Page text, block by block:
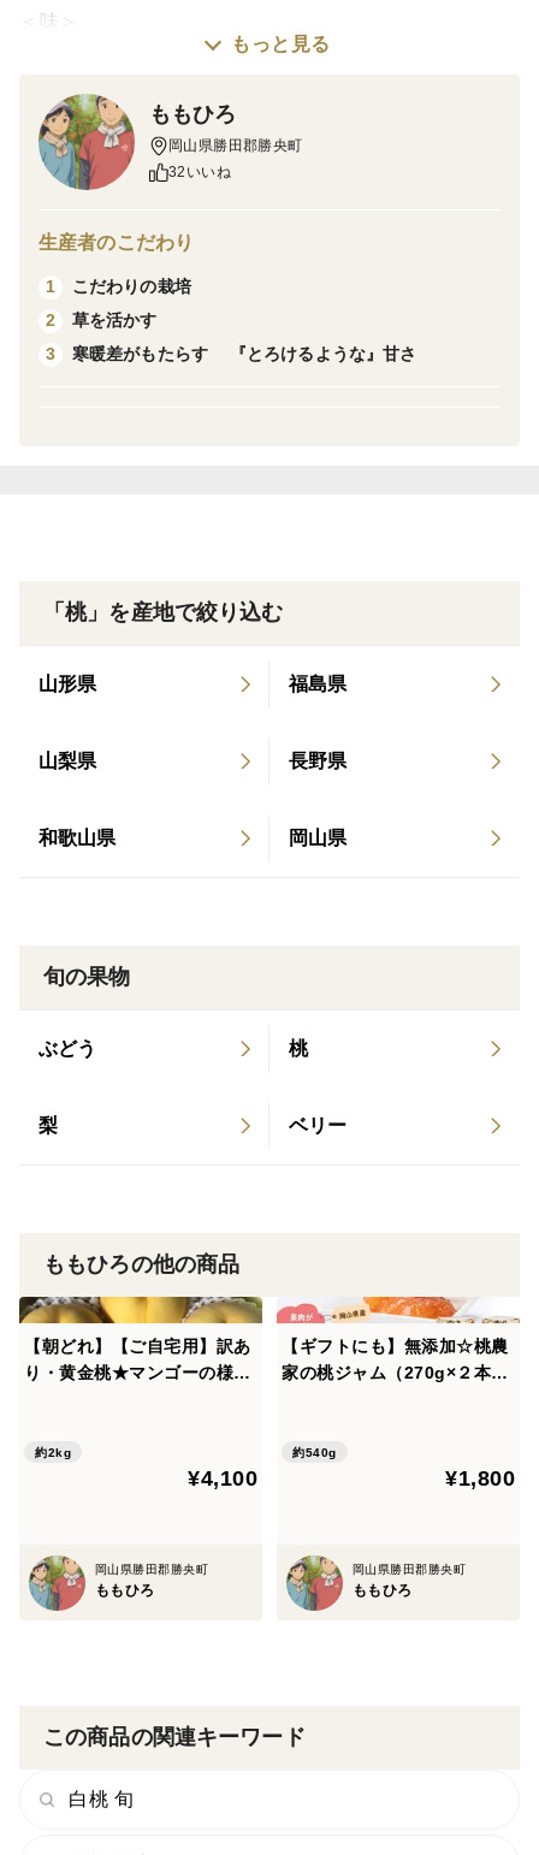
＜味＞
白く美しい容姿と、みずみずく甘い果汁に、とろけるよ
＜栽培のこだわり＞
手法を採用しています。
樹の本来持っている「実をつける力」を最大限に引き出
し、樹の特性を尊重し、なるべく自然にのびのびと育て
る手法です。
作台地で、桃専業農家として桃を栽培しています。
すが、温暖ながらも冬はしっかり冷え、夏でも昼と晩の
境です。ぜひ一度岡山県北の桃を食べてみてください。
の王道です。
※よくご確認の上、ご検討くだされば幸いです。
など表面上の問題有りの『訳あり品』です。
緩衝材等も簡易になりますが、なるべくたくさん玉が入
るように箱詰めしております。配送時に桃が動いて桃同
士があたって傷む可能性がないよう細心の注意を払って
お詰め致しますが、配送時期によっては運送会社も繁忙
その際は、配送業者もしくは事務局へご連絡をお願いし
収穫次第、発送となります。
す。
もっと見る
ももひろ
岡山県勝田郡勝央町
32いいね
生産者のこだわり
1
こだわりの栽培
2
草を活かす
3
寒暖差がもたらす 『とろけるような』甘さ
「桃」を産地で絞り込む
山形県 福島県
山梨県 長野県
和歌山県 岡山県
旬の果物
ぶどう 桃
梨 ベリー
ももひろの他の商品
【朝どれ】【ご自宅用】訳あ
り・黄金桃★マンゴーの様な
約2kg
¥4,100
岡山県勝田郡勝央町
ももひろ
【ギフトにも】無添加☆桃農
家の桃ジャム（270g×２本）
約540g
¥1,800
岡山県勝田郡勝央町
ももひろ
この商品の関連キーワード
白桃 旬